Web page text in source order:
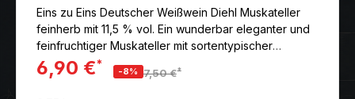
Eins zu Eins Deutscher Weißwein Diehl Muskateller
feinherb mit 11,5 % vol. Ein wunderbar eleganter und
feinfruchtiger Muskateller mit sortentypischer
komplexer Aromatik und herrlichem Trinkfluss.
6,90 €*
-8% 7,50 €*